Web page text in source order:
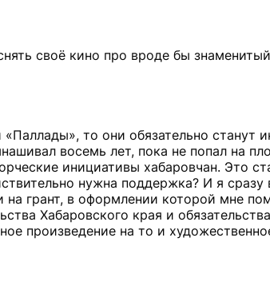
своё кино про вроде бы
то они обязательно станут
восемь лет, пока не попал на
инициативы хабаровчан. Это
нужна поддержка? И я сразу
грант, в оформлении которой мне
Хабаровского края и
произведение на то и